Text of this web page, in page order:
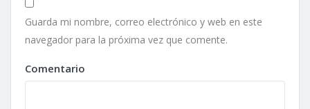
Guarda mi nombre, correo electrónico y web en este
navegador para la próxima vez que comente.
Comentario